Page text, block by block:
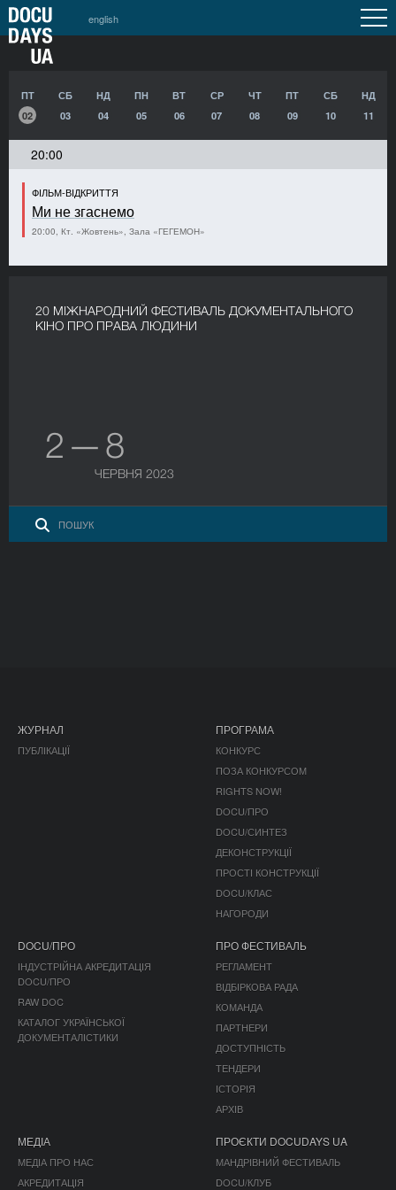
english
ПТ
02
СБ
03
НД
04
ПН
05
ВТ
06
СР
07
ЧТ
08
ПТ
09
СБ
10
НД
11
20:00
ФІЛЬМ-ВІДКРИТТЯ
Ми не згаснемо
20:00, Кт. «Жовтень», Зала «ГЕГЕМОН»
20 МІЖНАРОДНИЙ ФЕСТИВАЛЬ ДОКУМЕНТАЛЬНОГО
КІНО ПРО ПРАВА ЛЮДИНИ
2 — 8
ЧЕРВНЯ 2023
ЖУРНАЛ
ПУБЛІКАЦІЇ
ПРОГРАМА
КОНКУРС
ПОЗА КОНКУРСОМ
RIGHTS NOW!
DOCU/ПРО
DOCU/СИНТЕЗ
ДЕКОНСТРУКЦІЇ
ПРОСТІ КОНСТРУКЦІЇ
DOCU/КЛАС
НАГОРОДИ
DOCU/ПРО
ІНДУСТРІЙНА АКРЕДИТАЦІЯ
DOCU/ПРО
RAW DOC
КАТАЛОГ УКРАЇНСЬКОЇ
ДОКУМЕНТАЛІСТИКИ
ПРО ФЕСТИВАЛЬ
РЕГЛАМЕНТ
ВІДБІРКОВА РАДА
КОМАНДА
ПАРТНЕРИ
ДОСТУПНІСТЬ
ТЕНДЕРИ
ІСТОРІЯ
АРХІВ
МЕДІА
МЕДІА ПРО НАС
АКРЕДИТАЦІЯ
ПРОЄКТИ DOCUDAYS UA
МАНДРІВНИЙ ФЕСТИВАЛЬ
DOCU/КЛУБ